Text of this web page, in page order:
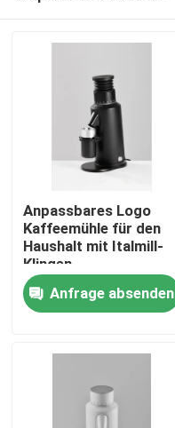
Haus
Anpassbares Logo
Kaffeemühle für den
Haushalt mit Italmill-
Klingen
Anfrage absenden